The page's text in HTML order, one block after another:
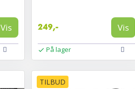
Vis 249,- Vis
På lager
TILBUD